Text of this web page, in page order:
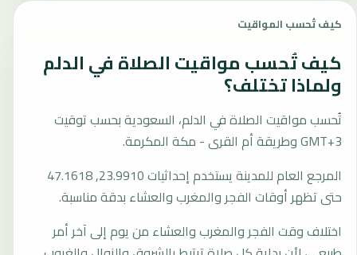
كيف تُحسب المواقيت
كيف تُحسب مواقيت الصلاة في الدلم
ولماذا تختلف؟
تُحسب مواقيت الصلاة في الدلم، السعودية بحسب توقيت
GMT+3 وطريقة أم القرى - مكة المكرمة.
المرجع العام للمدينة يستخدم إحداثيات 23.9910, 47.1618
حتى تظهر أوقات الفجر والمغرب والعشاء بدقة مناسبة.
اختلاف وقت الفجر والمغرب والعشاء من يوم إلى آخر أمر